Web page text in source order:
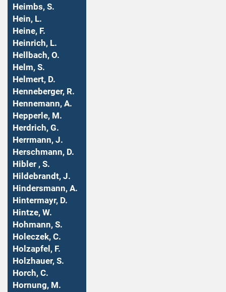
Heimbs, S.
Hein, L.
Heine, F.
Heinrich, L.
Hellbach, O.
Helm, S.
Helmert, D.
Henneberger, R.
Hennemann, A.
Hepperle, M.
Herdrich, G.
Herrmann, J.
Herschmann, D.
Hibler , S.
Hildebrandt, J.
Hindersmann, A.
Hintermayr, D.
Hintze, W.
Hohmann, S.
Holeczek, C.
Holzapfel, F.
Holzhauer, S.
Horch, C.
Hornung, M.